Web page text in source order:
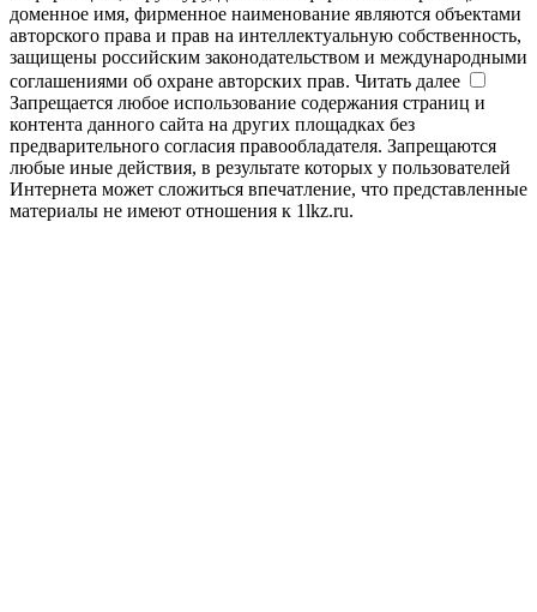
доменное имя, фирменное наименование являются объектами
авторского права и прав на интеллектуальную собственность,
защищены российским законодательством и международными
соглашениями об охране авторских прав. Читать далее
Запрещается любое использование содержания страниц и
контента данного сайта на других площадках без
предварительного согласия правообладателя. Запрещаются
любые иные действия, в результате которых у пользователей
Интернета может сложиться впечатление, что представленные
материалы не имеют отношения к 1lkz.ru.